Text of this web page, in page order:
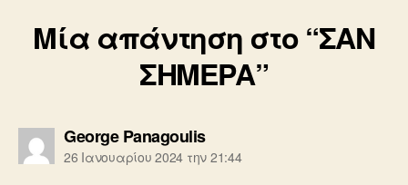
Μία απάντηση στο “ΣΑΝ
ΣΗΜΕΡΑ”
George Panagoulisλέει:
26 Ιανουαρίου 2024 την 21:44